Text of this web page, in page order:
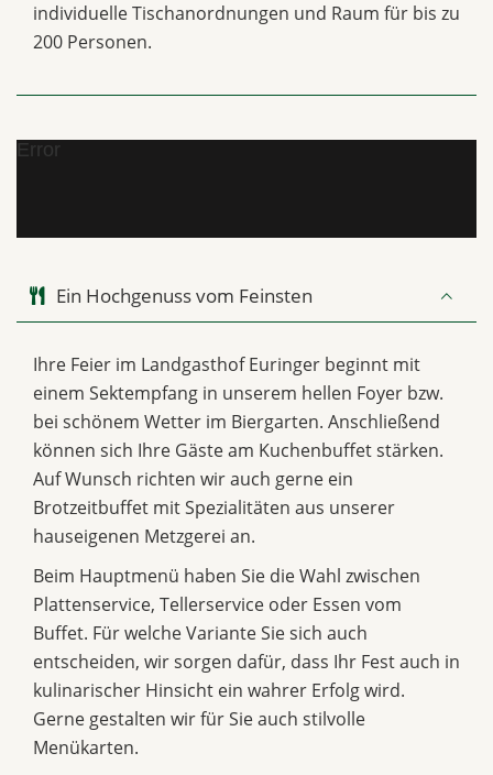
individuelle Tischanordnungen und Raum für bis zu
200 Personen.
Error
Ein Hochgenuss vom Feinsten
Ihre Feier im Landgasthof Euringer beginnt mit
einem Sektempfang in unserem hellen Foyer bzw.
bei schönem Wetter im Biergarten. Anschließend
können sich Ihre Gäste am Kuchenbuffet stärken.
Auf Wunsch richten wir auch gerne ein
Brotzeitbuffet mit Spezialitäten aus unserer
hauseigenen Metzgerei an.
Beim Hauptmenü haben Sie die Wahl zwischen
Plattenservice, Tellerservice oder Essen vom
Buffet. Für welche Variante Sie sich auch
entscheiden, wir sorgen dafür, dass Ihr Fest auch in
kulinarischer Hinsicht ein wahrer Erfolg wird.
Gerne gestalten wir für Sie auch stilvolle
Menükarten.